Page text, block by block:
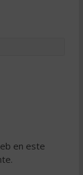
en este